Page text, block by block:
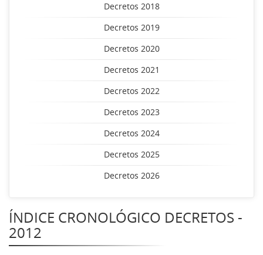
Decretos 2018
Decretos 2019
Decretos 2020
Decretos 2021
Decretos 2022
Decretos 2023
Decretos 2024
Decretos 2025
Decretos 2026
ÍNDICE CRONOLÓGICO DECRETOS -
2012